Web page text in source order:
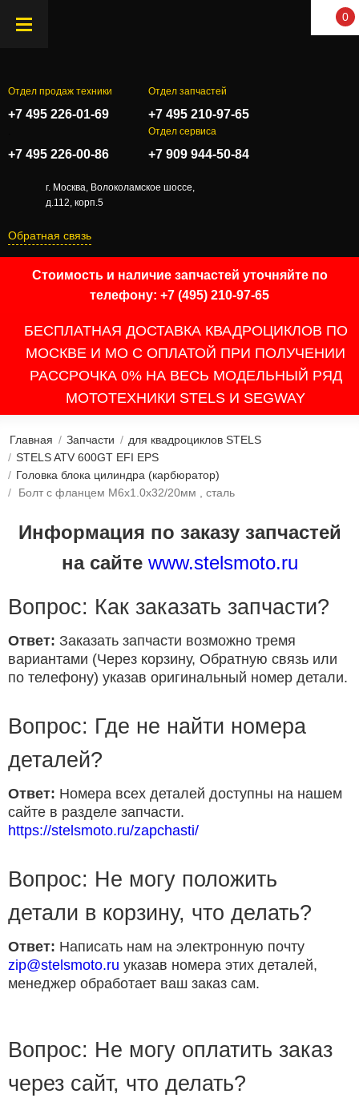
0
Отдел продаж техники
+7 495 226-01-69
Отдел запчастей
+7 495 210-97-65
+7 495 226-00-86
Отдел сервиса
+7 909 944-50-84
г. Москва, Волоколамское шоссе,
д.112, корп.5
Обратная связь
Стоимость и наличие запчастей уточняйте по
телефону: +7 (495) 210-97-65
БЕСПЛАТНАЯ ДОСТАВКА КВАДРОЦИКЛОВ ПО
МОСКВЕ И МО С ОПЛАТОЙ ПРИ ПОЛУЧЕНИИ
РАССРОЧКА 0% НА ВЕСЬ МОДЕЛЬНЫЙ РЯД
МОТОТЕХНИКИ STELS И SEGWAY
Главная / Запчасти / для квадроциклов STELS
/ STELS ATV 600GT EFI EPS
/ Головка блока цилиндра (карбюратор)
/
Болт с фланцем M6х1.0х32/20мм , сталь
Информация по заказу запчастей
на сайте www.stelsmoto.ru
Вопрос: Как заказать запчасти?
Ответ: Заказать запчасти возможно тремя
вариантами (Через корзину, Обратную связь или
по телефону) указав оригинальный номер детали.
Вопрос: Где не найти номера
деталей?
Ответ: Номера всех деталей доступны на нашем
сайте в разделе запчасти.
https://stelsmoto.ru/zapchasti/
Вопрос: Не могу положить
детали в корзину, что делать?
Ответ: Написать нам на электронную почту
zip@stelsmoto.ru указав номера этих деталей,
менеджер обработает ваш заказ сам.
Вопрос: Не могу оплатить заказ
через сайт, что делать?